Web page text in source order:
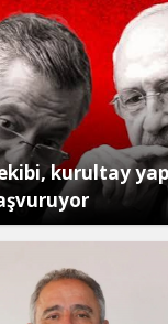
kurultay